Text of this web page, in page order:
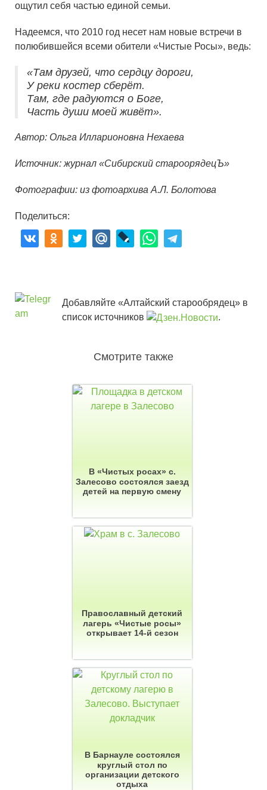
ощутил себя частью единой семьи.
Надеемся, что 2010 год несет нам новые встречи в
полюбившейся всеми обители «Чистые Росы», ведь:
«Там друзей, что сердцу дороги,
У реки костер сберёт.
Там, где радуются о Боге,
Часть души моей живёт».
Автор: Ольга Илларионовна Нехаева
Источник: журнал «Сибирский староорядецЪ»
Фотографии: из фотоархива А.Л. Болотова
Поделиться:
Добавляйте «Алтайский старообрядец» в
список источников
.
Смотрите также
В «Чистых росах» с.
Залесово состоялся заезд
детей на первую смену
Православный детский
лагерь «Чистые росы»
открывает 14-й сезон
В Барнауле состоялся
круглый стол по
организации детского
отдыха